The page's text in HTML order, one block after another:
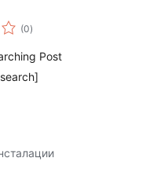
(0общо
оценки
)
Post